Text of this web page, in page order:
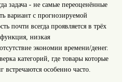
задача - не самые переоценённые
вариант с прогнозируемой
почти всегда проявляется в трёх
низкая
экономии времени/денег.
категорий, где товары которые
встречаются особенно часто.